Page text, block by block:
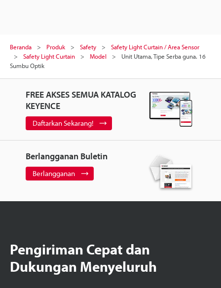
Beranda Produk Safety
Safety Light Curtain / Area Sensor
Safety Light Curtain
Model
Unit Utama, Tipe Serba guna. 16
Sumbu Optik
FREE AKSES SEMUA KATALOG
KEYENCE
Daftarkan Sekarang!
Berlangganan Buletin
Berlangganan
Pengiriman Cepat dan
Dukungan Menyeluruh